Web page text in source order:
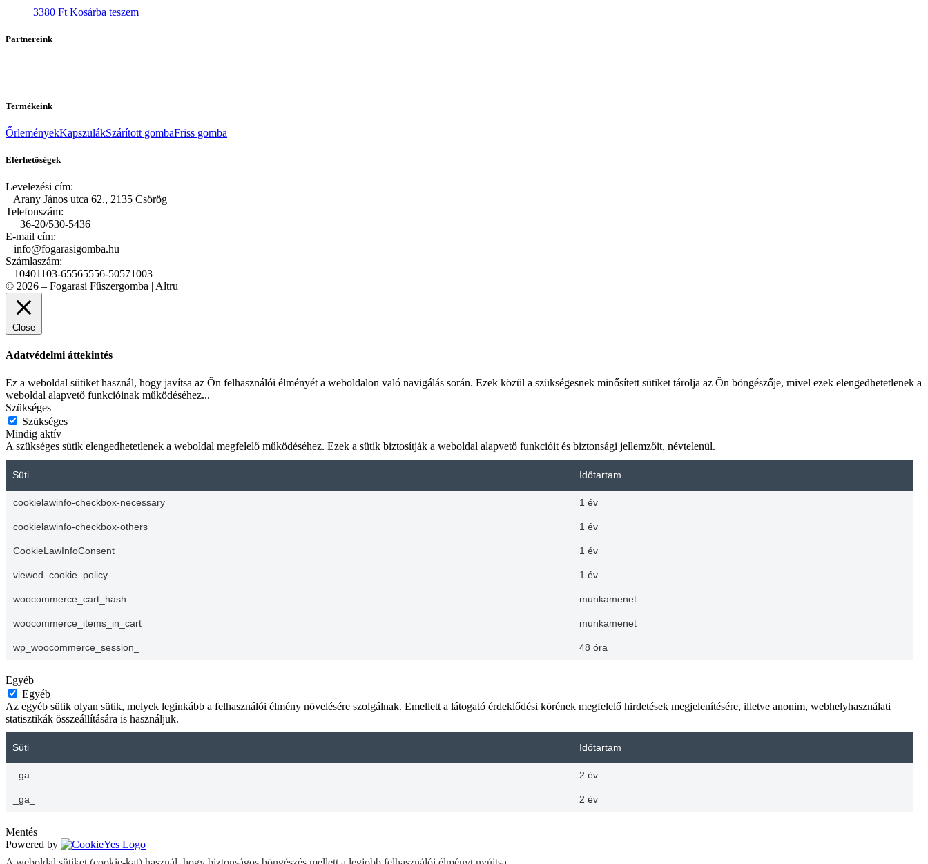
3380 Ft Kosárba teszem
Partnereink
Termékeink
ŐrleményekKapszulákSzárított gombaFriss gomba
Elérhetőségek
Levelezési cím:
Arany János utca 62., 2135 Csörög
Telefonszám:
+36-20/530-5436
E-mail cím:
info@fogarasigomba.hu
Számlaszám:
10401103-65565556-50571003
© 2026 – Fogarasi Fűszergomba | Altru
Close
Adatvédelmi áttekintés
Ez a weboldal sütiket használ, hogy javítsa az Ön felhasználói élményét a weboldalon való navigálás során. Ezek közül a szükségesnek minősített sütiket tárolja az Ön böngészője, mivel ezek elengedhetetlenek a
weboldal alapvető funkcióinak működéséhez...
Szükséges
Szükséges
Mindig aktív
A szükséges sütik elengedhetetlenek a weboldal megfelelő működéséhez. Ezek a sütik biztosítják a weboldal alapvető funkcióit és biztonsági jellemzőit, névtelenül.
Süti Időtartam
cookielawinfo-checkbox-necessary 1 év
cookielawinfo-checkbox-others 1 év
CookieLawInfoConsent 1 év
viewed_cookie_policy 1 év
woocommerce_cart_hash munkamenet
woocommerce_items_in_cart munkamenet
wp_woocommerce_session_ 48 óra
Egyéb
Egyéb
Az egyéb sütik olyan sütik, melyek leginkább a felhasználói élmény növelésére szolgálnak. Emellett a látogató érdeklődési körének megfelelő hirdetések megjelenítésére, illetve anonim, webhelyhasználati
statisztikák összeállítására is használjuk.
Süti Időtartam
_ga 2 év
_ga_ 2 év
Mentés
Powered by